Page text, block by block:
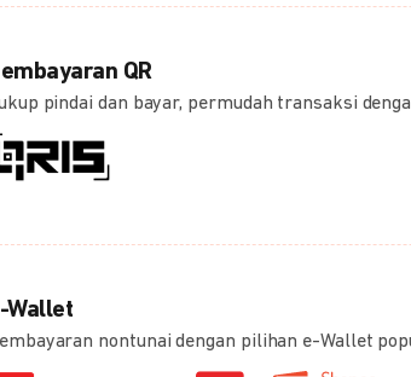
QR
pindai dan bayar, permudah transaksi
Wallet
nontunai dengan pilihan e-Wallet